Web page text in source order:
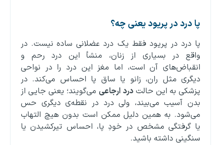
پا درد در پریود یعنی چه؟
پا درد در پریود فقط یک درد عضلانی ساده نیست. در
واقع در بسیاری از زنان، منشأ این درد رحم و
انقباض‌های آن است، اما مغز این درد را در نواحی
دیگری مثل ران، زانو یا ساق پا احساس می‌کند. در
پزشکی به این حالتدرد ارجاعی می‌گویند؛ یعنی جایی از
بدن آسیب می‌بیند، ولی درد در نقطه‌ی دیگری حس
می‌شود. به همین دلیل ممکن است بدون هیچ التهاب
یا گرفتگی مشخص در خودِ پا، احساس تیرکشیدن یا
سنگینی داشته باشید.